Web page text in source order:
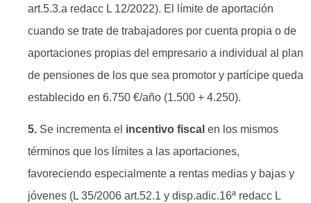
art.5.3.a redacc L 12/2022). El límite de aportación
cuando se trate de trabajadores por cuenta propia o de
aportaciones propias del empresario a individual al plan
de pensiones de los que sea promotor y partícipe queda
establecido en 6.750 €/año (1.500 + 4.250).
5. Se incrementa el incentivo fiscal en los mismos
términos que los límites a las aportaciones,
favoreciendo especialmente a rentas medias y bajas y
jóvenes (L 35/2006 art.52.1 y disp.adic.16ª redacc L